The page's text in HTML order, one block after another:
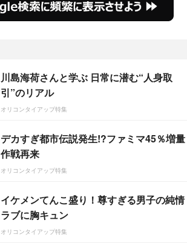
川島海荷さんと学ぶ 日常に潜む“人身取
引”のリアル
オリコンタイアップ特集
デカすぎ都市伝説発生!?ファミマ45％増量
作戦再来
オリコンタイアップ特集
イケメンてんこ盛り！尊すぎる男子の純情
ラブに胸キュン
オリコンタイアップ特集